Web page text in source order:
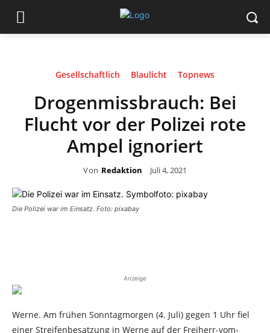
Gesellschaftlich Blaulicht Topnews
Drogenmissbrauch: Bei
Flucht vor der Polizei rote
Ampel ignoriert
Von Redaktion Juli 4, 2021
Die Polizei war im Einsatz. Foto: pixabay
Anzeige
Werne. Am frühen Sonntagmorgen (4. Juli) gegen 1 Uhr fiel
einer Streifenbesatzung in Werne auf der Freiherr-vom-